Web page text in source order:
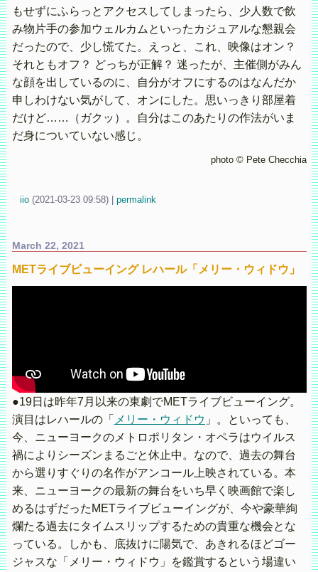
もせずにふらっとアクセスしてしまったら、少人数で飲
み物片手の参加ウェルカムといったカジュアルな懇親会
だったので、少し慌てた。えっと、これ、映像はオン？
それともオフ？ どっちが正解？ 迷ったが、主催側がみん
な顔を出しているのに、自分がオフにするのはなんだか
申しわけない気がして、オンにした。思いっきり部屋着
だけど……（ガクッ）。自分はこのあたりの作法がいま
だ身についていない感じ。
photo © Pete Checchia
iio (2021-03-23 09:58) | permalink
March 22, 2021
METライブビューイング レハール「メリー・ウィドウ」
●19日は昨年7月以来の東劇でMETライブビューイング。
演目はレハールの「 メリー・ウィドウ 」。といっても、
今、ニューヨークのメトロポリタン・オペラはウイルス
禍によりシーズンまるごと休止中。なので、過去の舞台
から選りすぐりの名作がアンコール上映されている。本
来、ニューヨークの最新の舞台をいち早く映画館で楽し
めるはずだったMETライブビューイングが、今や豪華絢
爛たる過去にタイムスリップするための貴重な機会とな
っている。しかも、底抜けに陽気で、あきれるほどゴー
ジャスな「メリー・ウィドウ」を鑑賞するという場違い